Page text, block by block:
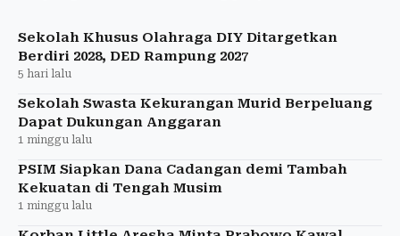
stadion.
Sekolah Khusus Olahraga DIY Ditargetkan
Berdiri 2028, DED Rampung 2027
5 hari lalu
Sekolah Swasta Kekurangan Murid Berpeluang
Dapat Dukungan Anggaran
1 minggu lalu
PSIM Siapkan Dana Cadangan demi Tambah
Kekuatan di Tengah Musim
1 minggu lalu